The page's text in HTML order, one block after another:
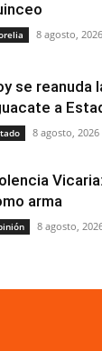
8 agosto, 2026
se reanuda
a
8 agosto, 2026
arma
8 agosto,